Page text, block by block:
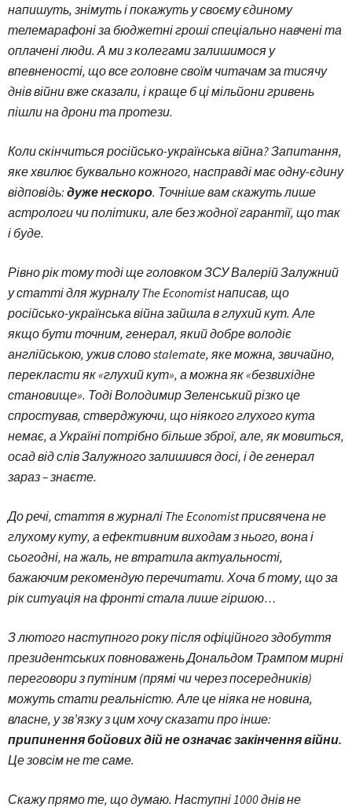
напишуть, знімуть і покажуть у своєму єдиному
телемарафоні за бюджетні гроші спеціально навчені та
оплачені люди. А ми з колегами залишимося у
впевненості, що все головне своїм читачам за тисячу
днів війни вже сказали, і краще б ці мільйони гривень
пішли на дрони та протези.
Коли скінчиться російсько-українська війна? Запитання,
яке хвилює буквально кожного, насправді має одну-єдину
відповідь: дуже нескоро. Точніше вам cкажуть лише
астрологи чи політики, але без жодної гарантії, що так
і буде.
Рівно рік тому тоді ще головком ЗСУ Валерій Залужний
у статті для журналу The Economist написав, що
російсько-українська війна зайшла в глухий кут. Але
якщо бути точним, генерал, який добре володіє
англійською, ужив слово stalemate, яке можна, звичайно,
перекласти як «глухий кут», а можна як «безвихідне
становище». Тоді Володимир Зеленський різко це
спростував, стверджуючи, що ніякого глухого кута
немає, а Україні потрібно більше зброї, але, як мовиться,
осад від слів Залужного залишився досі, і де генерал
зараз – знаєте.
До речі, стаття в журналі The Economist присвячена не
глухому куту, а ефективним виходам з нього, вона і
сьогодні, на жаль, не втратила актуальності,
бажаючим рекомендую перечитати. Хоча б тому, що за
рік ситуація на фронті стала лише гіршою…
З лютого наступного року після офіційного здобуття
президентських повноважень Дональдом Трампом мирні
переговори з путіним (прямі чи через посередників)
можуть стати реальністю. Але це ніяка не новина,
власне, у зв’язку з цим хочу сказати про інше:
припинення бойових дій не означає закінчення війни.
Це зовсім не те саме.
Скажу прямо те, що думаю. Наступні 1000 днів не